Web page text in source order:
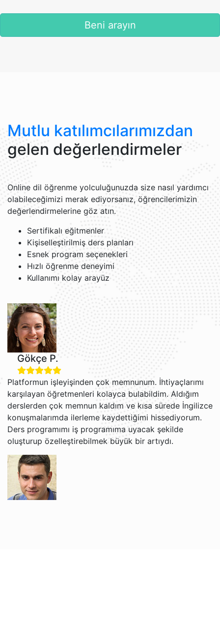
Beni arayın
Mutlu katılımcılarımızdan
gelen değerlendirmeler
Online dil öğrenme yolculuğunuzda size nasıl yardımcı
olabileceğimizi merak ediyorsanız, öğrencilerimizin
değerlendirmelerine göz atın.
Sertifikalı eğitmenler
Kişiselleştirilmiş ders planları
Esnek program seçenekleri
Hızlı öğrenme deneyimi
Kullanımı kolay arayüz
Gökçe P.
Platformun işleyişinden çok memnunum. İhtiyaçlarımı
karşılayan öğretmenleri kolayca bulabildim. Aldığım
derslerden çok memnun kaldım ve kısa sürede İngilizce
konuşmalarımda ilerleme kaydettiğimi hissediyorum.
Ders programımı iş programıma uyacak şekilde
oluşturup özelleştirebilmek büyük bir artıydı.